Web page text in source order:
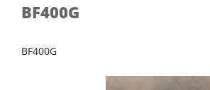
BF400G
BF400G